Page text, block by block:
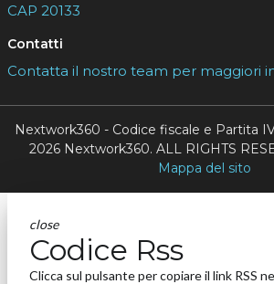
CAP 20133
Contatti
Contatta il nostro team per maggiori
Nextwork360 - Codice fiscale e Partita
2026 Nextwork360. ALL RIGHTS
Mappa del sito
close
Codice Rss
Clicca sul pulsante per copiare il link RSS